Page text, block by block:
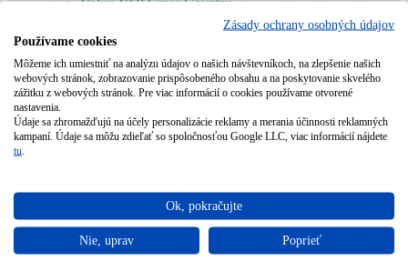
Zásady ochrany osobných údajov
Používame cookies
Môžeme ich umiestniť na analýzu údajov o našich návštevníkoch, na zlepšenie našich
webových stránok, zobrazovanie prispôsobeného obsahu a na poskytovanie skvelého
zážitku z webových stránok. Pre viac informácií o cookies používame otvorené
nastavenia.
Údaje sa zhromažďujú na účely personalizácie reklamy a merania účinnosti reklamných
kampaní. Údaje sa môžu zdieľať so spoločnosťou Google LLC, viac informácií nájdete
tu
Ok, pokračujte
Nie, uprav Poprieť
Volvo V60 Cross Country
Volvo V70 II
Volvo V70 III
Volvo V90 II
Volvo XC40
Volvo XC60 I
Volvo XC60 II